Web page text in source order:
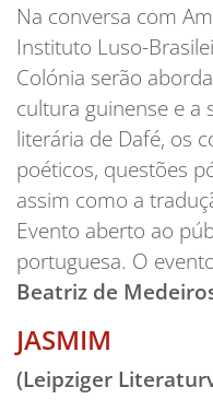
Na conversa com
Instituto Luso-
Colónia serão
cultura guinense e a
literária de Dafé, os
poéticos, questões
assim como a
Evento aberto ao
portuguesa. O
Beatriz de
JASMIM
(Leipziger